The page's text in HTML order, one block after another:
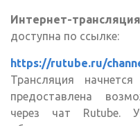
Интернет-
доступна по ссылке:
https://rutube.ru/
Трансляция
предоставлена
через чат Rutube.